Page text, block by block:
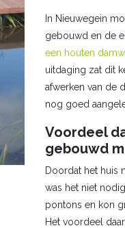
In Nieuwegein
gebouwd en de
een houten
uitdaging zat dit
afwerken van de
nog goed
Voordeel
gebouwd
Doordat het huis
was het niet
pontons en kon
Het voordeel